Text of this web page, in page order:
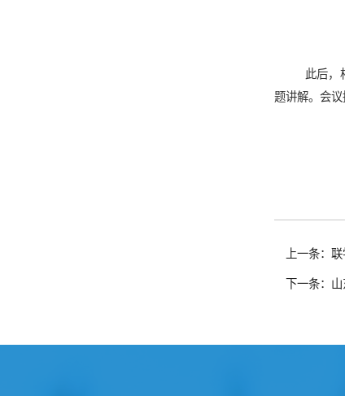
此后，
题讲解。会
上一条：
下一条：